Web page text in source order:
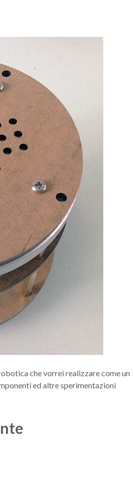
che vorrei realizzare come un
ed altre sperimentazioni